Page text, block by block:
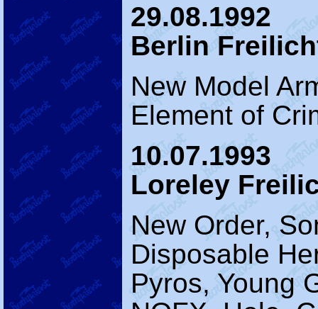
29.08.1992
Berlin
New Model
Element of
10.07.1993
Loreley
New Order,
Disposable
Pyros, Young